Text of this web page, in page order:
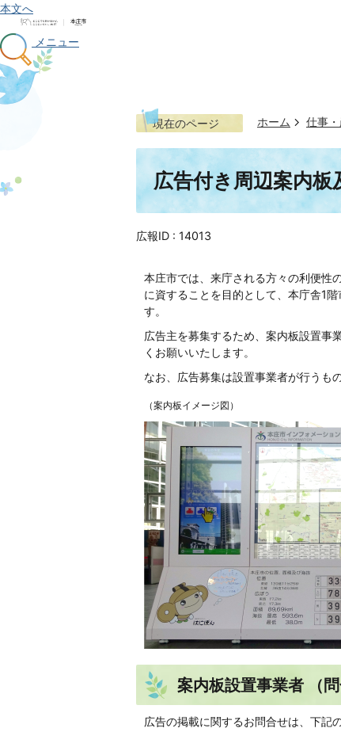
本文へ
メニュー
現在のページ ホーム 仕事
広告付き周辺案内
広報ID : 14013
本庄市では、来庁される方々の利便性
に資することを目的として、本庁舎1
す。
広告主を募集するため、案内板設置事
くお願いいたします。
なお、広告募集は設置事業者が行うも
（案内板イメージ図）
案内板設置事業者 （問
広告の掲載に関するお問合せは、下記